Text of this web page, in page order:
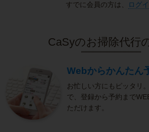
すでに会員の方は、 ログ
CaSyのお掃除代行
Webからかんたん
お忙しい方にもピッタリ
で、登録から予約まで
ただけます。